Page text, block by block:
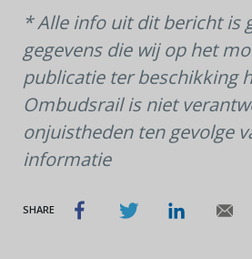
* Alle info uit dit bericht is
gegevens die wij op het
publicatie ter beschikking
Ombudsrail is niet
onjuistheden ten gevolge
informatie
SHARE